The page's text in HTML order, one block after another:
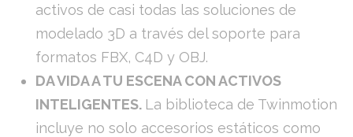
activos de casi todas las soluciones de
modelado 3D a través del soporte para
formatos FBX, C4D y OBJ.
DA VIDA A TU ESCENA CON ACTIVOS
INTELIGENTES. La biblioteca de Twinmotion
incluye no solo accesorios estáticos como